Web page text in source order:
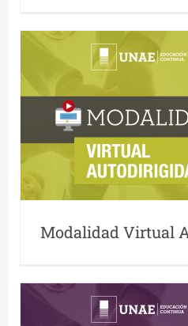
Modalidad Virtual
Modalidad Virtual